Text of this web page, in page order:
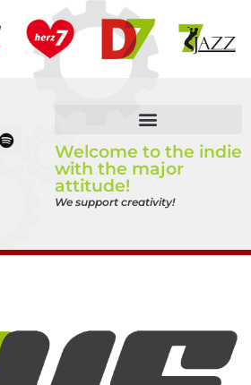
Welcome to the indie
with the major
attitude!
We support creativity!